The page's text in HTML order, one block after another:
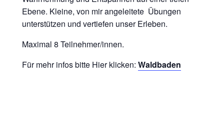
Ebene. Kleine, von mir angeleitete Übungen
unterstützen und vertiefen unser Erleben.
Maximal 8 Teilnehmer/innen.
Für mehr infos bitte Hier klicken: Waldbaden